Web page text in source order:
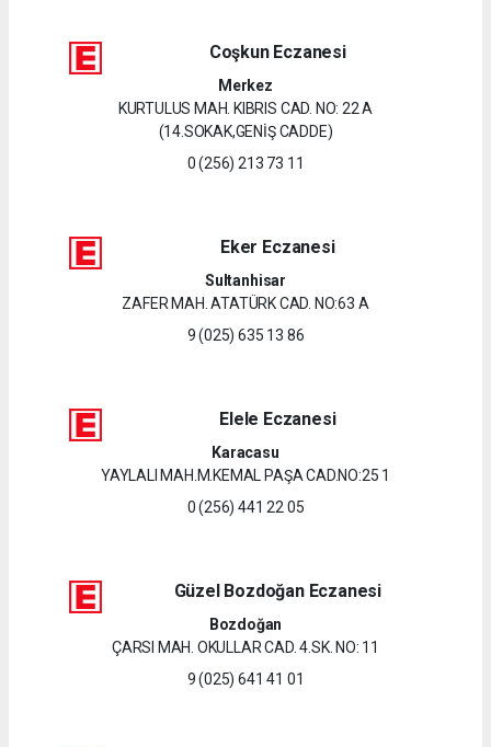
Coşkun Eczanesi
Merkez
KURTULUS MAH. KIBRIS CAD. NO: 22 A
(14.SOKAK,GENİŞ CADDE)
0 (256) 213 73 11
Eker Eczanesi
Sultanhisar
ZAFER MAH. ATATÜRK CAD. NO:63 A
9 (025) 635 13 86
Elele Eczanesi
Karacasu
YAYLALI MAH.M.KEMAL PAŞA CAD.NO:25 1
0 (256) 441 22 05
Güzel Bozdoğan Eczanesi
Bozdoğan
ÇARSI MAH. OKULLAR CAD. 4.SK. NO: 11
9 (025) 641 41 01